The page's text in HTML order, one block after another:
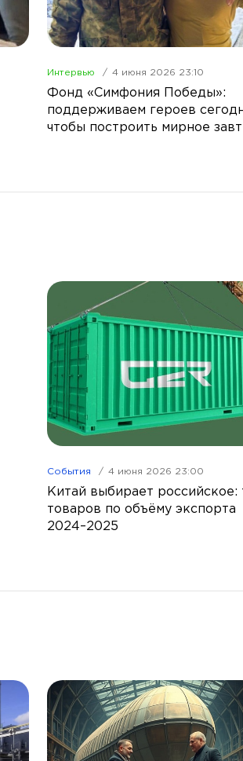
Интервью 4 июня 2026 23:10
Фонд «Симфония Победы»:
поддерживаем героев
чтобы построить мирное
События 4 июня 2026 23:00
Китай выбирает российское:
товаров по объёму экспорта
2024–2025